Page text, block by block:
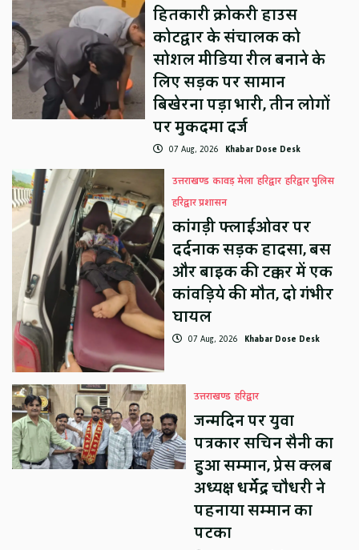
हितकारी क्रोकरी हाउस
कोटद्वार के संचालक को
सोशल मीडिया रील बनाने के
लिए सड़क पर सामान
बिखेरना पड़ा भारी, तीन लोगों
पर मुकदमा दर्ज
07 Aug, 2026 Khabar Dose Desk
उत्तराखण्ड कावड़ मेला हरिद्वार हरिद्वार पुलिस
हरिद्वार प्रशासन
कांगड़ी फ्लाईओवर पर
दर्दनाक सड़क हादसा, बस
और बाइक की टक्कर में एक
कांवड़िये की मौत, दो गंभीर
घायल
07 Aug, 2026 Khabar Dose Desk
उत्तराखण्ड हरिद्वार
जन्मदिन पर युवा
पत्रकार सचिन सैनी का
हुआ सम्मान, प्रेस क्लब
अध्यक्ष धर्मेंद्र चौधरी ने
पहनाया सम्मान का
पटका